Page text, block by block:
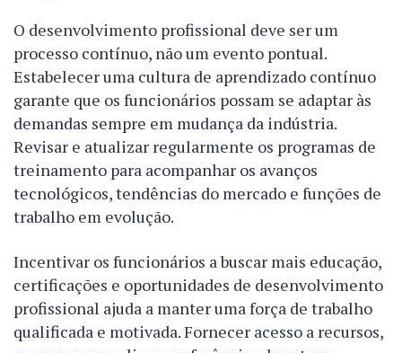
O desenvolvimento profissional deve ser um
processo contínuo, não um evento pontual.
Estabelecer uma cultura de aprendizado contínuo
garante que os funcionários possam se adaptar às
demandas sempre em mudança da indústria.
Revisar e atualizar regularmente os programas de
treinamento para acompanhar os avanços
tecnológicos, tendências do mercado e funções de
trabalho em evolução.
Incentivar os funcionários a buscar mais educação,
certificações e oportunidades de desenvolvimento
profissional ajuda a manter uma força de trabalho
qualificada e motivada. Fornecer acesso a recursos,